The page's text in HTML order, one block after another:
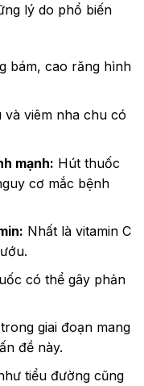
lý do phổ biến
bám, cao răng hình
và viêm nha chu có
mạnh: Hút thuốc
cơ mắc bệnh
Nhất là vitamin C
có thể gây phản
giai đoạn mang
đề này.
tiểu đường cũng